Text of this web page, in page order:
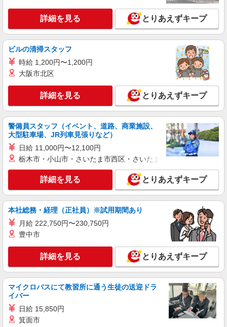
さらに1万円支給（再入社は除く） ◎賞与：基本
給2.08ヶ月分/年支給 ◎残業時は別途時間外手当支
給（超過1分〜）
詳細を見る
SOMPOケア 足立 定期巡回/3004da1
介護スタッフ
【介護福祉士】 月給：277,300円 年収例：371
住支援特別手当、働きがい向上手当、日祝手当
（月平均2回分）、在宅手当（月平均10回分）等、
毎月平均的に支払われる手当を含みます。 ■深夜
勤手当別途支給：4,000円/回 ■オンコール手当
（1,000円/日）あり ◎残業時は別途時間外手当支
給（超過1分〜） ◎居住支援特別手当は勤続5年目
までの方はさらに1万円支給（再入社は除く） ◎
東京都足立区千住中居町33-3 大橋ビル4階
キープ 詳細を見る
正社員
そんぽの家S 綾瀬/2066ba1
介護スタッフ
【実務者研修】 月給：255,000円 年収例：350
万円〜 【初任者研修】 月給：245,300円 年収例：
335万円〜 ※職務手当、（東京都）居住支援特別
手当、日祝手当（月平均2回分）、夜勤手当（月平
ます。 ※居住支援特別手当は勤続5年目までの方
はさらに1万円支給（再入社は除く） ◎賞与：基
本給2.08ヶ月分/年支給 ◎残業時は別途時間外手当
東京都足立区綾瀬2丁目32-3
キープ
正社員
SOMPOケア 足立 定期巡回/3004da1
介護スタッフ
【実務者研修】 月給：240,000円 年収例：330
万円〜 【初任者研修】 月給：230,300円 年収例：
320万円〜 ※職務手当、（東京都）居住支援特別
手当、働きがい向上手当、日祝手当（月平均2回
分）、在宅手当（月平均10回分）等、毎月平均的
に支払われる手当を含みます。 ※居住支援特別手
当は勤続5年目までの方はさらに1万円支給（再入
東京都足立区千住中居町33-3 大橋ビル4階
キープ 詳細を見る
詳細を見る とりあえずキープ
ビルの清掃スタッフ
時給 1,200円〜1,200円
大阪市北区
詳細を見る とりあえずキープ
警備員スタッフ（イベント、道路、商業施設、
大型駐車場、JR列車見張りなど）
日給 11,000円〜12,100円
栃木市・小山市・さいたま市西区・さいたま市岩槻区・久喜市・
詳細を見る とりあえずキープ
本社総務・経理（正社員）※試用期間あり
月給 222,750円〜230,750円
豊中市
詳細を見る とりあえずキープ
マイクロバスにて教習所に通う生徒の送迎ドラ
イバー
日給 15,850円
箕面市